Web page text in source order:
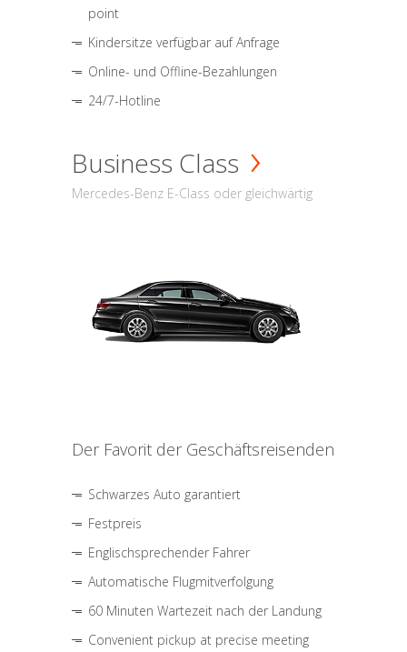
point
Kindersitze verfügbar auf Anfrage
Online- und Offline-Bezahlungen
24/7-Hotline
Business Class
Mercedes-Benz E-Class oder gleichwärtig
Der Favorit der Geschäftsreisenden
Schwarzes Auto garantiert
Festpreis
Englischsprechender Fahrer
Automatische Flugmitverfolgung
60 Minuten Wartezeit nach der Landung
Convenient pickup at precise meeting